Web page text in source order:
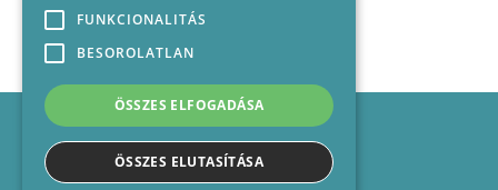
Impresszum
Médiajánlat
Felhasználási feltételek
FUNKCIONALITÁS
BESOROLATLAN
ÖSSZES ELFOGADÁSA
ÖSSZES ELUTASÍTÁSA